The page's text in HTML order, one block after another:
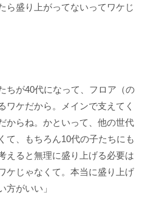
ら盛り上がってないってワケじ
ちが40代になって、フロア（の
ワケだから。メインで支えてく
からね。かといって、他の世代
て、もちろん10代の子たちにも
えると無理に盛り上げる必要は
ケじゃなくて。本当に盛り上げ
方がいい」